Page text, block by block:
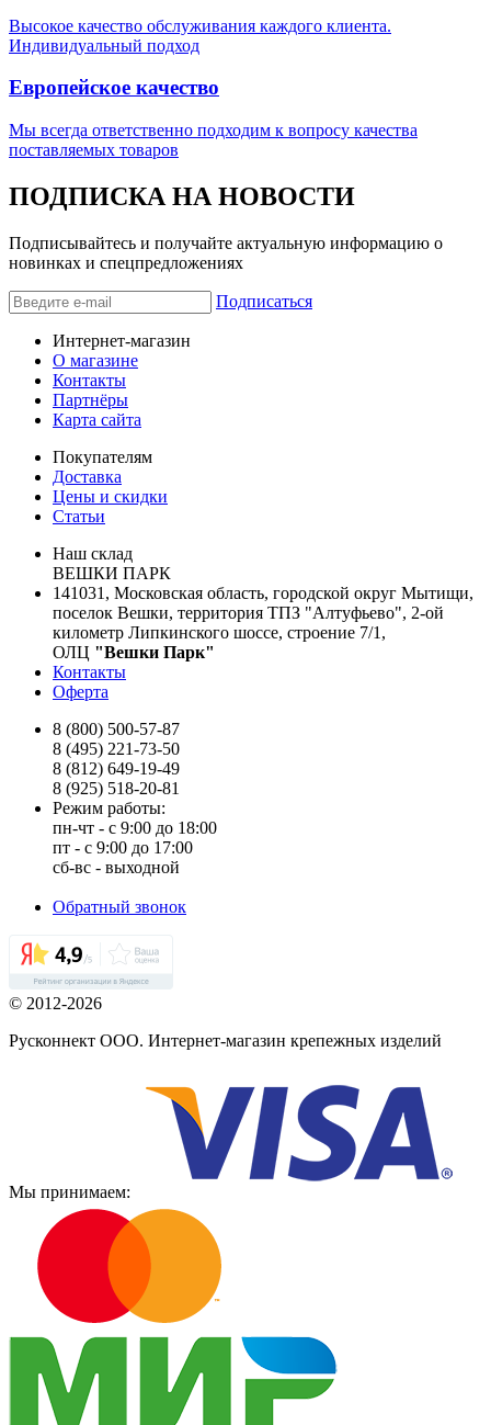
Высокое качество обслуживания каждого клиента.
Индивидуальный подход
Европейское качество
Мы всегда ответственно подходим к вопросу качества
поставляемых товаров
ПОДПИСКА НА НОВОСТИ
Подписывайтесь и получайте актуальную информацию о
новинках и спецпредложениях
Подписаться
Интернет-магазин
О магазине
Контакты
Партнёры
Карта сайта
Покупателям
Доставка
Цены и скидки
Статьи
Наш склад
ВЕШКИ ПАРК
141031, Московская область, городской округ Мытищи,
поселок Вешки, территория ТПЗ "Алтуфьево", 2-ой
километр Липкинского шоссе, строение 7/1,
ОЛЦ "Вешки Парк"
Контакты
Оферта
8 (800) 500-57-87
8 (495) 221-73-50
8 (812) 649-19-49
8 (925) 518-20-81
Режим работы:
пн-чт - с 9:00 до 18:00
пт - с 9:00 до 17:00
сб-вс - выходной
Обратный звонок
© 2012-2026
Русконнект ООО. Интернет-магазин крепежных изделий
Мы принимаем: